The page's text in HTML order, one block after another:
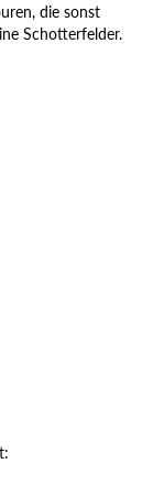
die sonst
Schotterfelder.